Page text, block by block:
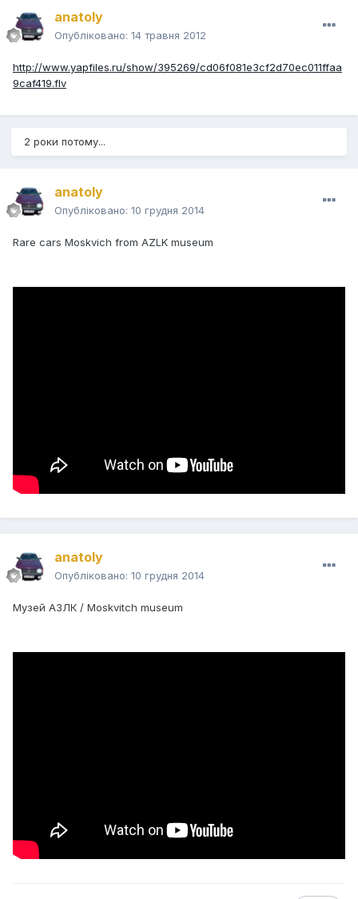
anatoly
Опубліковано: 14 травня 2012
http://www.yapfiles.ru/show/395269/cd06f081e3cf2d70ec011ffaa
9caf419.flv
2 роки потому...
anatoly
Опубліковано: 10 грудня 2014
Rare cars Moskvich from AZLK museum
anatoly
Опубліковано: 10 грудня 2014
Музей АЗЛК / Moskvitch museum